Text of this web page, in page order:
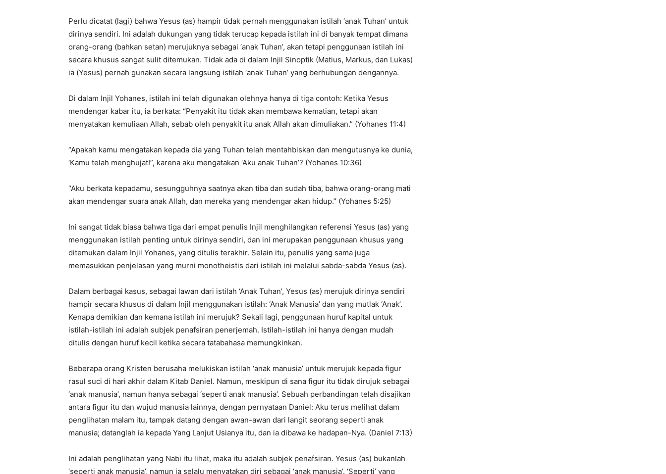
Perlu dicatat (lagi) bahwa Yesus (as) hampir tidak pernah menggunakan istilah ‘anak Tuhan’ untuk
dirinya sendiri. Ini adalah dukungan yang tidak terucap kepada istilah ini di banyak tempat dimana
orang-orang (bahkan setan) merujuknya sebagai ‘anak Tuhan’, akan tetapi penggunaan istilah ini
secara khusus sangat sulit ditemukan. Tidak ada di dalam Injil Sinoptik (Matius, Markus, dan Lukas)
ia (Yesus) pernah gunakan secara langsung istilah ‘anak Tuhan’ yang berhubungan dengannya.
Di dalam Injil Yohanes, istilah ini telah digunakan olehnya hanya di tiga contoh: Ketika Yesus
mendengar kabar itu, ia berkata: “Penyakit itu tidak akan membawa kematian, tetapi akan
menyatakan kemuliaan Allah, sebab oleh penyakit itu anak Allah akan dimuliakan.” (Yohanes 11:4)
“Apakah kamu mengatakan kepada dia yang Tuhan telah mentahbiskan dan mengutusnya ke dunia,
‘Kamu telah menghujat!”, karena aku mengatakan ‘Aku anak Tuhan’? (Yohanes 10:36)
“Aku berkata kepadamu, sesungguhnya saatnya akan tiba dan sudah tiba, bahwa orang-orang mati
akan mendengar suara anak Allah, dan mereka yang mendengar akan hidup.” (Yohanes 5:25)
Ini sangat tidak biasa bahwa tiga dari empat penulis Injil menghilangkan referensi Yesus (as) yang
menggunakan istilah penting untuk dirinya sendiri, dan ini merupakan penggunaan khusus yang
ditemukan dalam Injil Yohanes, yang ditulis terakhir. Selain itu, penulis yang sama juga
memasukkan penjelasan yang murni monotheistis dari istilah ini melalui sabda-sabda Yesus (as).
Dalam berbagai kasus, sebagai lawan dari istilah ‘Anak Tuhan’, Yesus (as) merujuk dirinya sendiri
hampir secara khusus di dalam Injil menggunakan istilah: ‘Anak Manusia’ dan yang mutlak ‘Anak’.
Kenapa demikian dan kemana istilah ini merujuk? Sekali lagi, penggunaan huruf kapital untuk
istilah-istilah ini adalah subjek penafsiran penerjemah. Istilah-istilah ini hanya dengan mudah
ditulis dengan huruf kecil ketika secara tatabahasa memungkinkan.
Beberapa orang Kristen berusaha melukiskan istilah ‘anak manusia’ untuk merujuk kepada figur
rasul suci di hari akhir dalam Kitab Daniel. Namun, meskipun di sana figur itu tidak dirujuk sebagai
‘anak manusia’, namun hanya sebagai ‘seperti anak manusia’. Sebuah perbandingan telah disajikan
antara figur itu dan wujud manusia lainnya, dengan pernyataan Daniel: Aku terus melihat dalam
penglihatan malam itu, tampak datang dengan awan-awan dari langit seorang seperti anak
manusia; datanglah ia kepada Yang Lanjut Usianya itu, dan ia dibawa ke hadapan-Nya. (Daniel 7:13)
Ini adalah penglihatan yang Nabi itu lihat, maka itu adalah subjek penafsiran. Yesus (as) bukanlah
‘seperti anak manusia’, namun ia selalu menyatakan diri sebagai ‘anak manusia’. ‘Seperti’ yang